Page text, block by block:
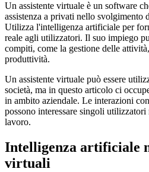
Un assistente virtuale è un software
assistenza a privati nello svolgimento
Utilizza l'intelligenza artificiale per
reale agli utilizzatori. Il suo impiego
compiti, come la gestione delle
produttività.
Un assistente virtuale può essere
società, ma in questo articolo ci
in ambito aziendale. Le interazioni
possono interessare singoli
lavoro.
Intelligenza artificiale
virtuali